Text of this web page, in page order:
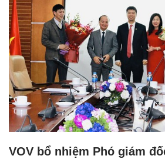
VOV bổ nhiệm Phó giám